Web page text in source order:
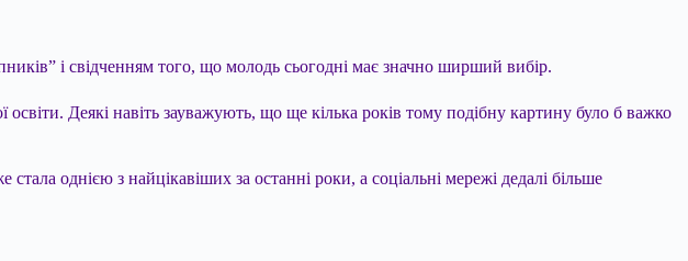
і свідченням того, що молодь сьогодні має значно ширший вибір.
Деякі навіть зауважують, що ще кілька років тому подібну картину було б важко
однією з найцікавіших за останні роки, а соціальні мережі дедалі більше